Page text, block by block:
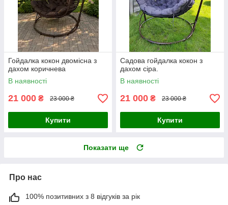
Гойдалка кокон двомісна з
дахом коричнева
В наявності
21 000 ₴ 23 000 ₴
Купити
Садова гойдалка кокон з
дахом сіра.
В наявності
21 000 ₴ 23 000 ₴
Купити
Показати ще
Про нас
100% позитивних з 8 відгуків за рік